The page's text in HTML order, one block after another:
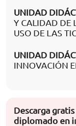
UNIDAD
Y CALIDAD DE
USO DE LAS
UNIDAD
INNOVACIÓN
Descarga
diplomado en